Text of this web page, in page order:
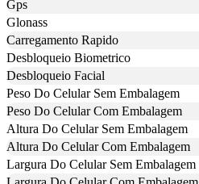
Gps
Glonass
Carregamento Rapido
Desbloqueio Biometrico
Desbloqueio Facial
Peso Do Celular Sem Embalagem
Peso Do Celular Com Embalagem
Altura Do Celular Sem Embalagem
Altura Do Celular Com Embalagem
Largura Do Celular Sem Embalagem